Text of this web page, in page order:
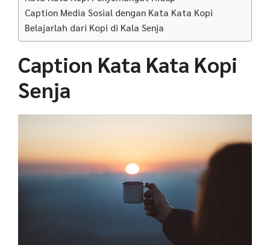
Caption Media Sosial dengan Kata Kata Kopi
Belajarlah dari Kopi di Kala Senja
Caption Kata Kata Kopi
Senja